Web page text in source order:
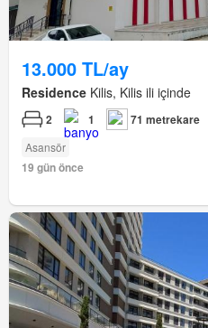
13.000 TL/ay
Residence Kilis, Kilis ili içinde
2 1 71 metrekare
Asansör
19 gün önce